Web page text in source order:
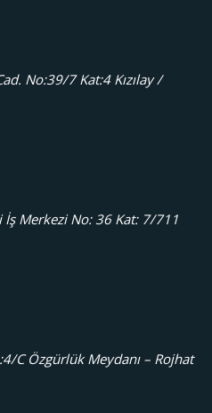
No:39/7 Kat:4 Kızılay /
İş Merkezi No: 36 Kat: 7/711
C Özgürlük Meydanı – Rojhat